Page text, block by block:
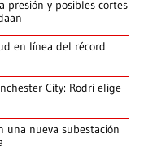
presión y posibles cortes
en línea del récord
City: Rodri elige
una nueva subestación